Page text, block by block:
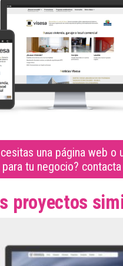
una página web o
para tu negocio?
proyectos